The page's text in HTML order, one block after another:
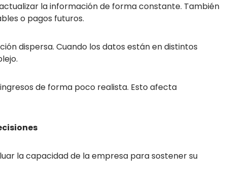
la información de forma constante. También
o pagos futuros.
dispersa. Cuando los datos están en distintos
de forma poco realista. Esto afecta
la capacidad de la empresa para sostener su